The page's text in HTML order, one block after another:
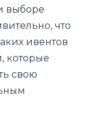
выборе
что
ивентов
которые
свою